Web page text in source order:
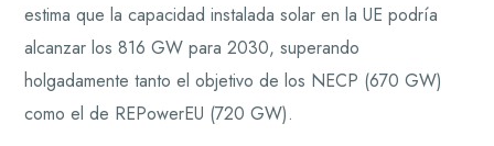
estima que la capacidad instalada solar en la UE podría
alcanzar los 816 GW para 2030, superando
holgadamente tanto el objetivo de los NECP (670 GW)
como el de REPowerEU (720 GW).